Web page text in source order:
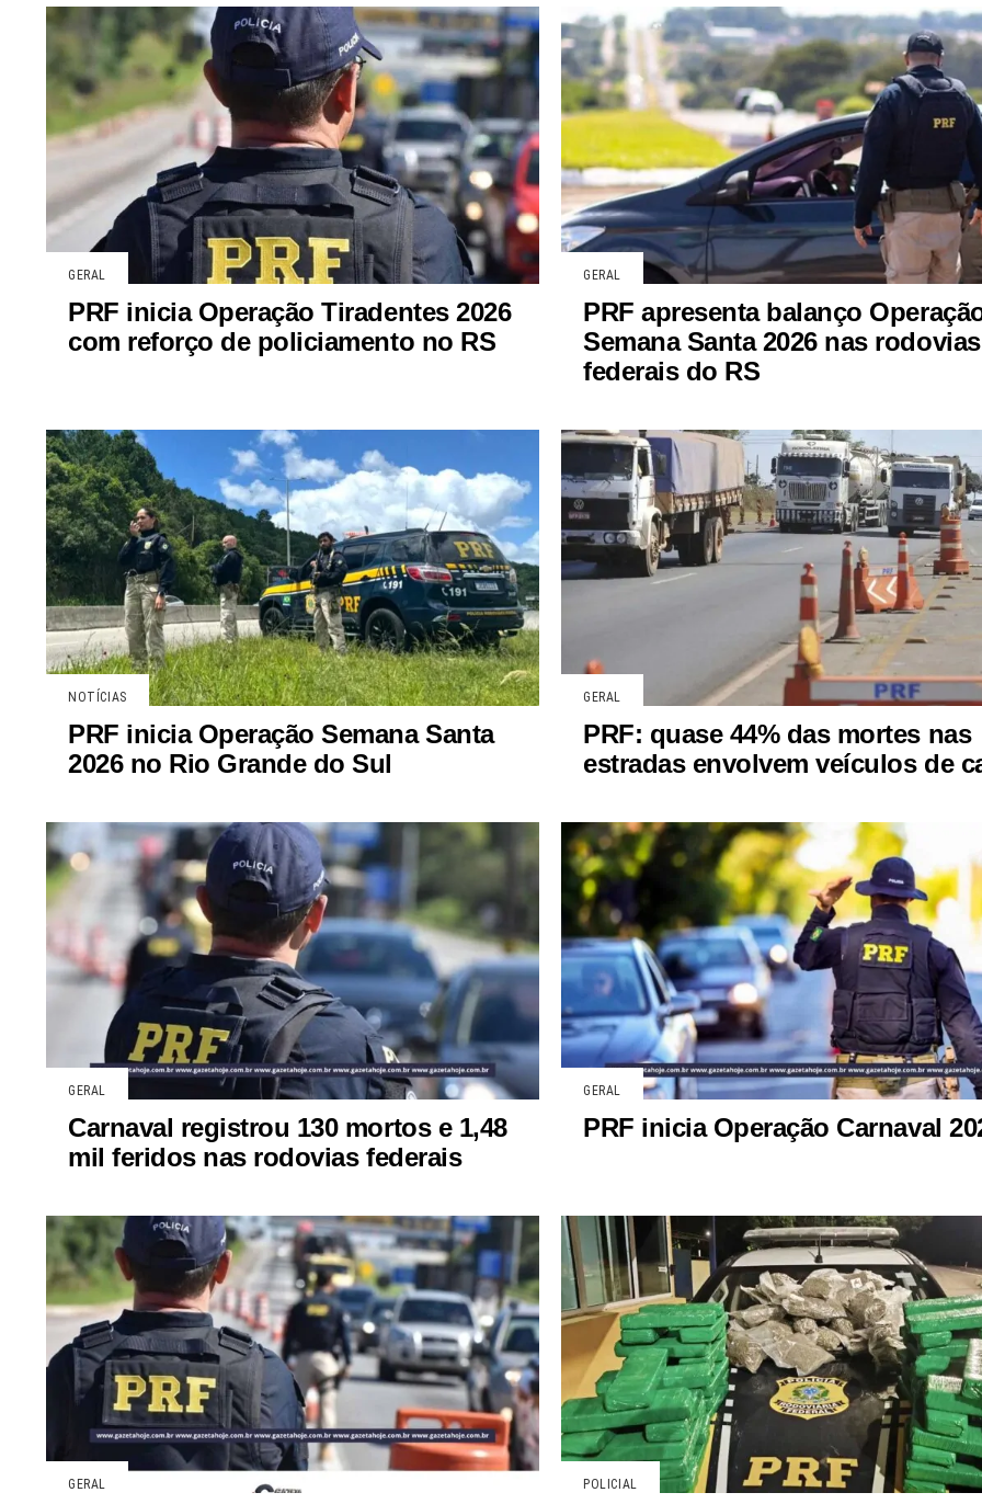
GERAL
PRF inicia Operação Tiradentes 2026
com reforço de policiamento no RS
GERAL
PRF apresenta balanço
Semana Santa 2026 nas rodovias
federais do RS
NOTÍCIAS
PRF inicia Operação Semana Santa
2026 no Rio Grande do Sul
GERAL
PRF: quase 44% das mortes nas
estradas envolvem veículos de
GERAL
Carnaval registrou 130 mortos e 1,48
mil feridos nas rodovias federais
GERAL
PRF inicia Operação Carnaval
GERAL POLICIAL